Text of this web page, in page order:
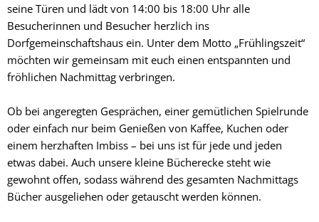
seine Türen und lädt von 14:00 bis 18:00 Uhr alle
Besucherinnen und Besucher herzlich ins
Dorfgemeinschaftshaus ein. Unter dem Motto „Frühlingszeit“
möchten wir gemeinsam mit euch einen entspannten und
fröhlichen Nachmittag verbringen.
Ob bei angeregten Gesprächen, einer gemütlichen Spielrunde
oder einfach nur beim Genießen von Kaffee, Kuchen oder
einem herzhaften Imbiss – bei uns ist für jede und jeden
etwas dabei. Auch unsere kleine Bücherecke steht wie
gewohnt offen, sodass während des gesamten Nachmittags
Bücher ausgeliehen oder getauscht werden können.